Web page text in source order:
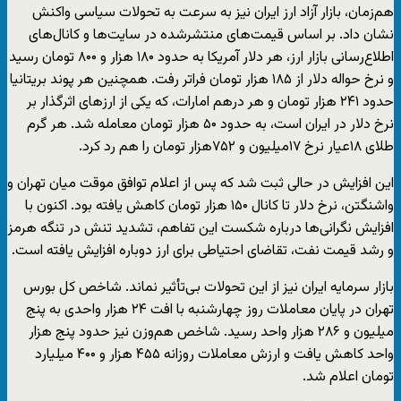
هم‌زمان، بازار آزاد ارز ایران نیز به سرعت به تحولات سیاسی واکنش
نشان داد. بر اساس قیمت‌های منتشرشده در سایت‌ها و کانال‌های
اطلاع‌رسانی بازار ارز، هر دلار آمریکا به حدود ۱۸۰ هزار و ۸۰۰ تومان رسید
و نرخ حواله دلار از ۱۸۵ هزار تومان فراتر رفت. همچنین هر پوند بریتانیا
حدود ۲۴۱ هزار تومان و هر درهم امارات، که یکی از ارزهای اثرگذار بر
نرخ دلار در ایران است، به حدود ۵۰ هزار تومان معامله شد. هر گرم
طلای ۱۸عیار نرخ ۱۷میلیون و ۷۵۲هزار تومان را هم رد کرد.
این افزایش در حالی ثبت شد که پس از اعلام توافق موقت میان تهران و
واشنگتن، نرخ دلار تا کانال ۱۵۰ هزار تومان کاهش یافته بود. اکنون با
افزایش نگرانی‌ها درباره شکست این تفاهم، تشدید تنش در تنگه هرمز
و رشد قیمت نفت، تقاضای احتیاطی برای ارز دوباره افزایش یافته است.
بازار سرمایه ایران نیز از این تحولات بی‌تأثیر نماند. شاخص کل بورس
تهران در پایان معاملات روز چهارشنبه با افت ۲۴ هزار واحدی به پنج
میلیون و ۲۸۶ هزار واحد رسید. شاخص هم‌وزن نیز حدود پنج هزار
واحد کاهش یافت و ارزش معاملات روزانه ۴۵۵ هزار و ۴۰۰ میلیارد
تومان اعلام شد.